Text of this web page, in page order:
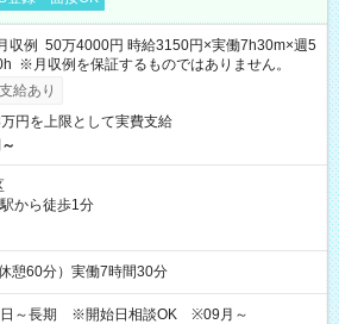
例 50万4000円 時給3150円×実働7h30m×週5
※月収例を保証するものではありません。
給あり
円を上限として実費支給
から徒歩1分
憩60分）実働7時間30分
日～長期 ※開始日相談OK ※09月～